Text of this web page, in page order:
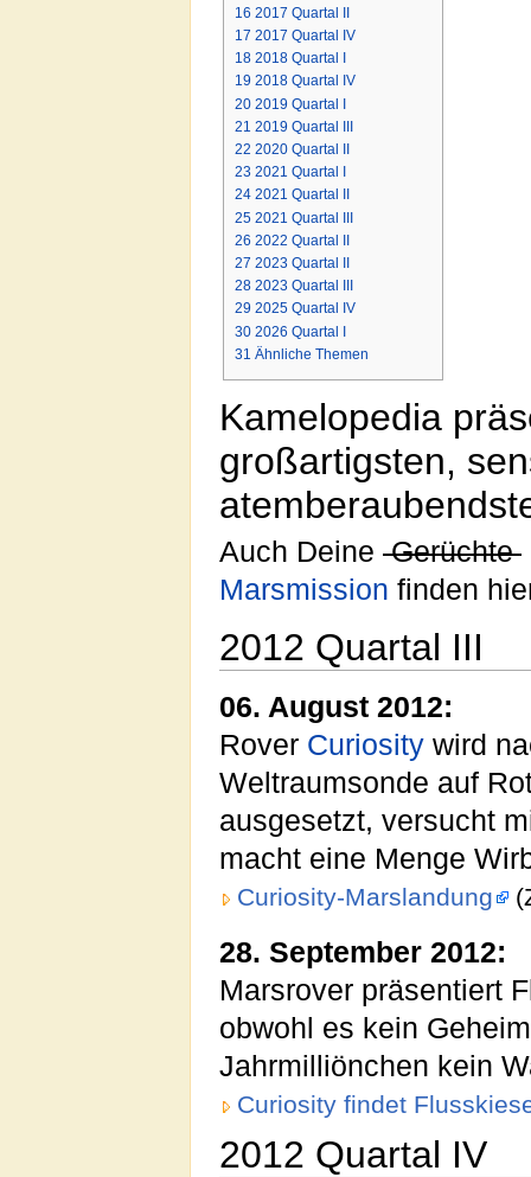
16 2017 Quartal II
17 2017 Quartal IV
18 2018 Quartal I
19 2018 Quartal IV
20 2019 Quartal I
21 2019 Quartal III
22 2020 Quartal II
23 2021 Quartal I
24 2021 Quartal II
25 2021 Quartal III
26 2022 Quartal II
27 2023 Quartal II
28 2023 Quartal III
29 2025 Quartal IV
30 2026 Quartal I
31 Ähnliche Themen
Kamelopedia
großartigsten,
Auch Deine Gerüchte
Marsmission finden
2012 Quartal III
06. August 2012:
Rover Curiosity wird
Weltraumsonde auf
ausgesetzt, versucht
macht eine Menge
Curiosity-Marslandung
28. September 2012:
Marsrover präsentiert
obwohl es kein
Jahrmilliönchen kein
Curiosity findet
2012 Quartal IV